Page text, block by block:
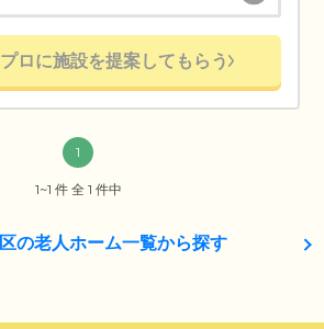
プロに施設を提案してもらう
1
1~1 件 全 1 件中
の老人ホーム一覧から探す